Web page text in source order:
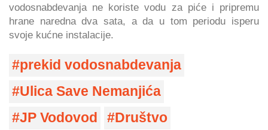
vodosnabdevanja ne koriste vodu za piće i pripremu
hrane naredna dva sata, a da u tom periodu isperu
svoje kućne instalacije.
prekid vodosnabdevanja
Ulica Save Nemanjića
JP Vodovod
Društvo